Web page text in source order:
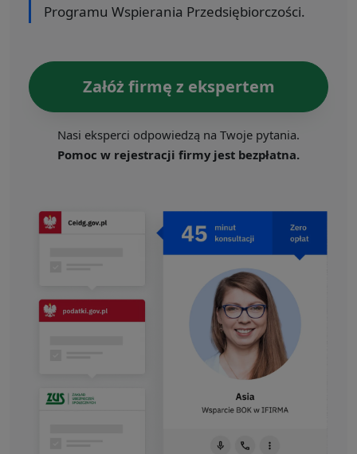
Programu Wspierania Przedsiębiorczości.
Załóż firmę z ekspertem
Nasi eksperci odpowiedzą na Twoje pytania.
Pomoc w rejestracji firmy jest bezpłatna.